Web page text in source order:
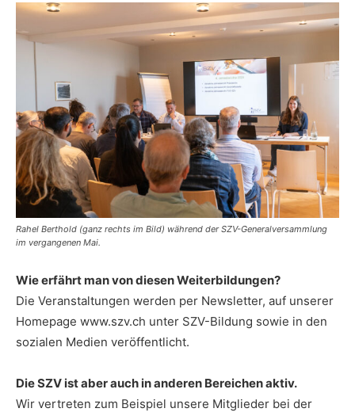
Rahel Berthold (ganz rechts im Bild) während der SZV-Generalversammlung
im vergangenen Mai.
Wie erfährt man von diesen Weiterbildungen?
Die Veranstaltungen werden per Newsletter, auf unserer
Homepage www.szv.ch unter SZV-Bildung sowie in den
sozialen Medien veröffentlicht.
Die SZV ist aber auch inanderen Bereichen aktiv.
Wir vertreten zum Beispiel unsere Mitglieder bei der